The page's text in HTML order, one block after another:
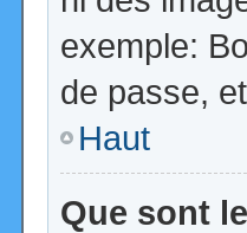
exemple:
de passe,
Haut
Que sont